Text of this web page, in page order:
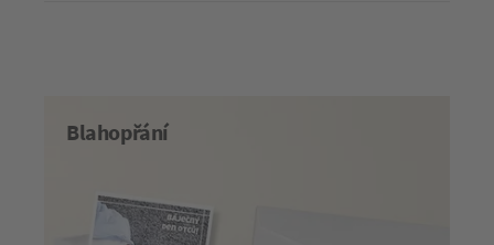
Blahopřání